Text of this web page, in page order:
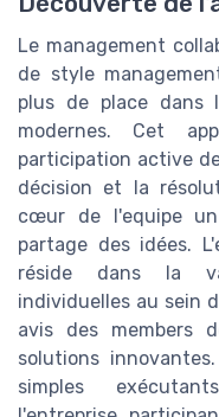
Le management
de style
plus de place dans
modernes. Cet
participation active
décision et la
cœur de l'equipe
partage des idées.
réside dans la
individuelles au sein
avis des members
solutions
simples